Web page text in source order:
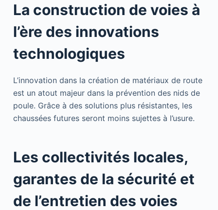
La construction de voies à
l’ère des innovations
technologiques
L’innovation dans la création de matériaux de route
est un atout majeur dans la prévention des nids de
poule. Grâce à des solutions plus résistantes, les
chaussées futures seront moins sujettes à l’usure.
Les collectivités locales,
garantes de la sécurité et
de l’entretien des voies